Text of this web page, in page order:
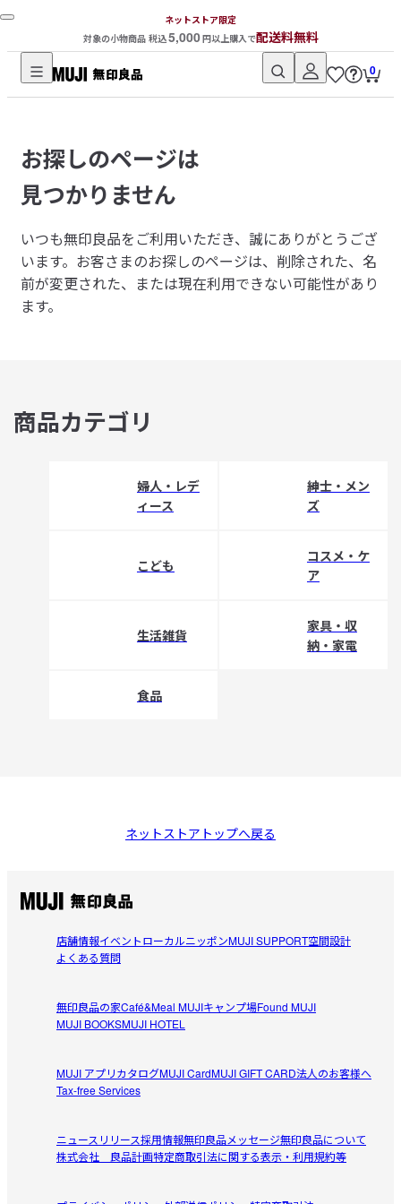
ネットストア限定
対象の小物商品 税込5,000円以上購入で配送料無料
無
品
ネ
ッ
ト
ス
ト
ア
0
お探しのページは
見つかりません
いつも無印良品をご利用いただき、誠にありがとうござ
います。 お客さまのお探しのページは、削除された、名
前が変更された、または現在利用できない可能性があり
ます。
商品カテゴリ
婦人・レデ
ィース
紳士・メン
ズ
こども
コスメ・ケ
ア
生活雑貨
家具・収
納・家電
食品
ネットストアトップへ戻る
店舗情報イベントローカルニッポンMUJI SUPPORT空間設計
よくある質問
無印良品の家Café&Meal MUJIキャンプ場Found MUJI
MUJI BOOKSMUJI HOTEL
MUJI アプリカタログMUJI CardMUJI GIFT CARD法人のお客様へ
Tax-free Services
ニュースリリース採用情報無印良品メッセージ無印良品について
株式会社 良品計画特定商取引法に関する表示・利用規約等